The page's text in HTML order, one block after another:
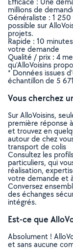
millions de
Généraliste : 1
possible sur
projets.
Rapide : 10
votre demande
Qualité / prix : 4
qu’AlloVoisins
* Données issues
échantillon de 5
Vous cherchez
Sur AlloVoisins,
première réponse
et trouvez en
autour de chez
transport de colis
Consultez les
particuliers, qui
réalisation,
votre demande et
Conversez
des échanges
intégrés.
Est-ce que
Absolument !
et sans aucune